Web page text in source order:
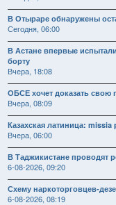
В Отыраре обнаружены
Сегодня, 06:00
В Астане впервые
борту
Вчера, 18:08
ОБСЕ хочет доказать свою
Вчера, 08:09
Казахская латиница: missia
Вчера, 06:00
В Таджикистане проводят
6-08-2026, 09:20
Схему наркоторговцев-
6-08-2026, 08:19